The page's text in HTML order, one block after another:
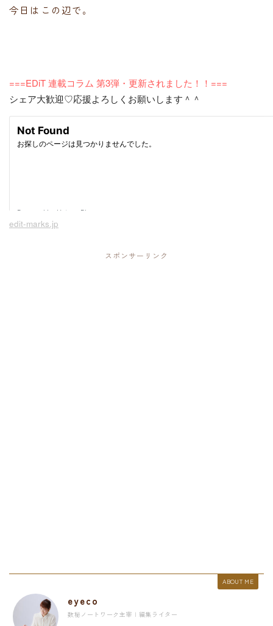
今日はこの辺で。
===EDiT 連載コラム 第3弾・更新されました！！===
シェア大歓迎♡応援よろしくお願いします＾＾
edit-marks.jp
スポンサーリンク
ABOUT ME
eyeco
数秘ノートワーク主宰 | 編集ライター